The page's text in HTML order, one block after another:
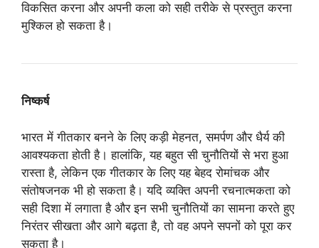
विकसित करना और अपनी कला को सही तरीके से प्रस्तुत करना
मुश्किल हो सकता है।
निष्कर्ष
भारत में गीतकार बनने के लिए कड़ी मेहनत, समर्पण और धैर्य की
आवश्यकता होती है। हालांकि, यह बहुत सी चुनौतियों से भरा हुआ
रास्ता है, लेकिन एक गीतकार के लिए यह बेहद रोमांचक और
संतोषजनक भी हो सकता है। यदि व्यक्ति अपनी रचनात्मकता को
सही दिशा में लगाता है और इन सभी चुनौतियों का सामना करते हुए
निरंतर सीखता और आगे बढ़ता है, तो वह अपने सपनों को पूरा कर
सकता है।